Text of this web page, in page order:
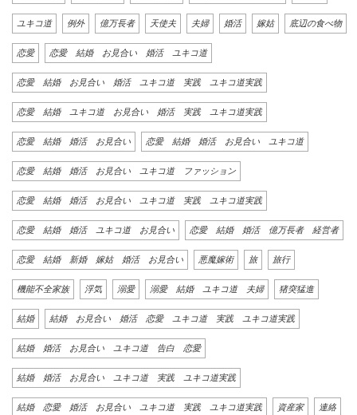
ユキコ道 例外 億万長者 天使夫 夫婦 婚活 嫁姑 底辺の食べ物
恋愛 恋愛 結婚 お見合い 婚活 ユキコ道
恋愛 結婚 お見合い 婚活 ユキコ道 実践 ユキコ道実践
恋愛 結婚 ユキコ道 お見合い 婚活 実践 ユキコ道実践
恋愛 結婚 婚活 お見合い 恋愛 結婚 婚活 お見合い ユキコ道
恋愛 結婚 婚活 お見合い ユキコ道 ファッション
恋愛 結婚 婚活 お見合い ユキコ道 実践 ユキコ道実践
恋愛 結婚 婚活 ユキコ道 お見合い 恋愛 結婚 婚活 億万長者 経営者
恋愛 結婚 新婚 嫁姑 婚活 お見合い 悪魔嫁術 旅 旅行
機能不全家族 浮気 溺愛 溺愛 結婚 ユキコ道 夫婦 猪突猛進
結婚 結婚 お見合い 婚活 恋愛 ユキコ道 実践 ユキコ道実践
結婚 婚活 お見合い ユキコ道 告白 恋愛
結婚 婚活 お見合い ユキコ道 実践 ユキコ道実践
結婚 恋愛 婚活 お見合い ユキコ道 実践 ユキコ道実践 資産家 連絡